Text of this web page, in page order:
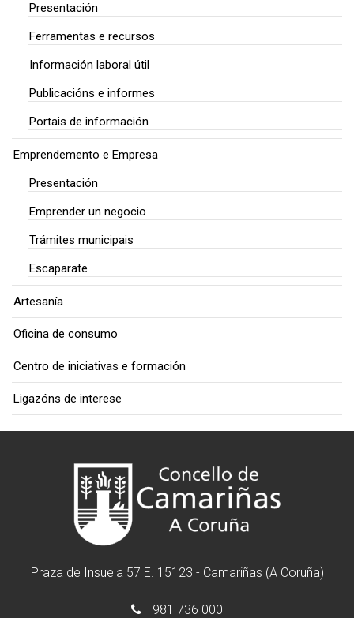
Presentación
Ferramentas e recursos
Información laboral útil
Publicacións e informes
Portais de información
Emprendemento e Empresa
Presentación
Emprender un negocio
Trámites municipais
Escaparate
Artesanía
Oficina de consumo
Centro de iniciativas e formación
Ligazóns de interese
Praza de Insuela 57 E. 15123 - Camariñas (A Coruña)
981 736 000